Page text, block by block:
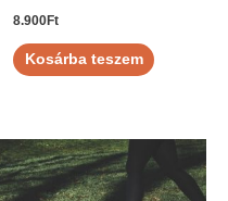
8.900Ft
Kosárba teszem